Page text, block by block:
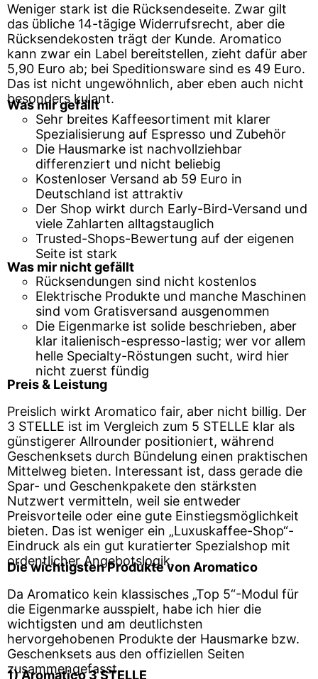
Weniger stark ist die Rücksendeseite. Zwar gilt
das übliche 14-tägige Widerrufsrecht, aber die
Rücksendekosten trägt der Kunde. Aromatico
kann zwar ein Label bereitstellen, zieht dafür aber
5,90 Euro ab; bei Speditionsware sind es 49 Euro.
Das ist nicht ungewöhnlich, aber eben auch nicht
besonders kulant.
Was mir gefällt
Sehr breites Kaffeesortiment mit klarer
Spezialisierung auf Espresso und Zubehör
Die Hausmarke ist nachvollziehbar
differenziert und nicht beliebig
Kostenloser Versand ab 59 Euro in
Deutschland ist attraktiv
Der Shop wirkt durch Early-Bird-Versand und
viele Zahlarten alltagstauglich
Trusted-Shops-Bewertung auf der eigenen
Seite ist stark
Was mir nicht gefällt
Rücksendungen sind nicht kostenlos
Elektrische Produkte und manche Maschinen
sind vom Gratisversand ausgenommen
Die Eigenmarke ist solide beschrieben, aber
klar italienisch-espresso-lastig; wer vor allem
helle Specialty-Röstungen sucht, wird hier
nicht zuerst fündig
Preis & Leistung
Preislich wirkt Aromatico fair, aber nicht billig. Der
3 STELLE ist im Vergleich zum 5 STELLE klar als
günstigerer Allrounder positioniert, während
Geschenksets durch Bündelung einen praktischen
Mittelweg bieten. Interessant ist, dass gerade die
Spar- und Geschenkpakete den stärksten
Nutzwert vermitteln, weil sie entweder
Preisvorteile oder eine gute Einstiegsmöglichkeit
bieten. Das ist weniger ein „Luxuskaffee-Shop“-
Eindruck als ein gut kuratierter Spezialshop mit
ordentlicher Angebotslogik.
Die wichtigsten Produkte von Aromatico
Da Aromatico kein klassisches „Top 5“-Modul für
die Eigenmarke ausspielt, habe ich hier die
wichtigsten und am deutlichsten
hervorgehobenen Produkte der Hausmarke bzw.
Geschenksets aus den offiziellen Seiten
zusammengefasst.
1) Aromatico 3 STELLE